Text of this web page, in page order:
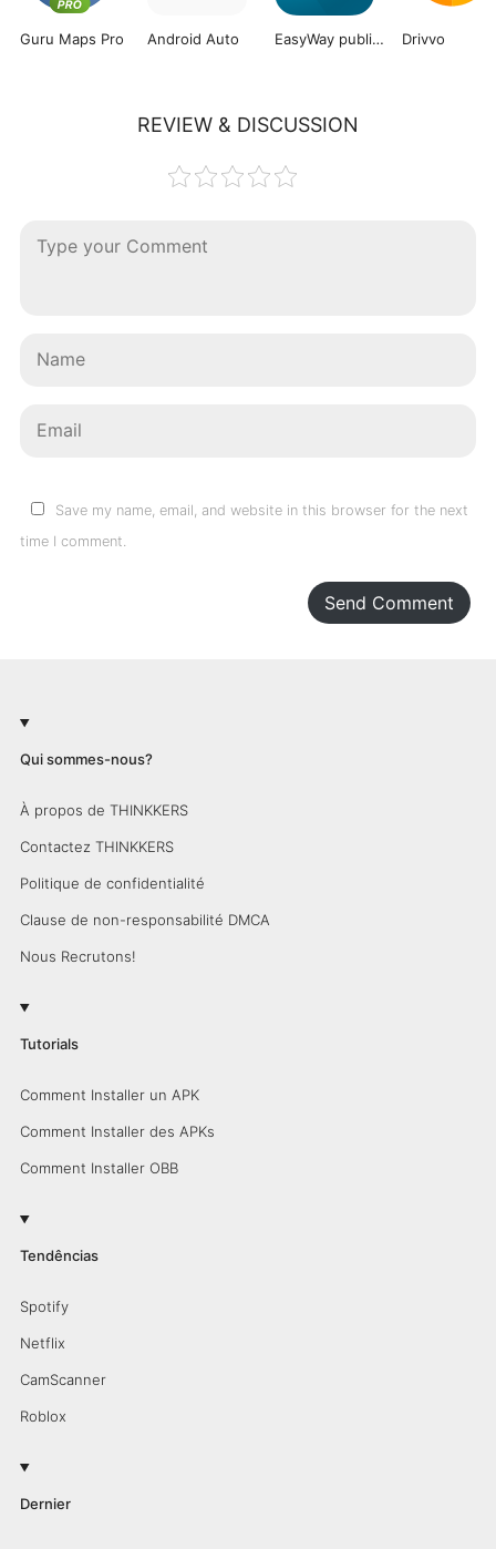
Guru Maps Pro Android Auto EasyWay public transport Drivvo
REVIEW & DISCUSSION
Save my name, email, and website in this browser for the next
time I comment.
Send Comment
Qui sommes-nous?
À propos de THINKKERS
Contactez THINKKERS
Politique de confidentialité
Clause de non-responsabilité DMCA
Nous Recrutons!
Tutorials
Comment Installer un APK
Comment Installer des APKs
Comment Installer OBB
Tendências
Spotify
Netflix
CamScanner
Roblox
Dernier